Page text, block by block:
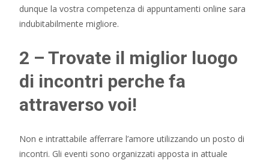
dunque la vostra competenza di appuntamenti online sara
indubitabilmente migliore.
2 – Trovate il miglior luogo
di incontri perche fa
attraverso voi!
Non e intrattabile afferrare l’amore utilizzando un posto di
incontri. Gli eventi sono organizzati apposta in attuale